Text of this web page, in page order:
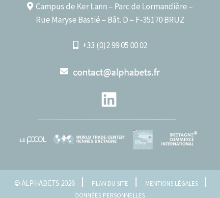
Campus de Ker Lann – Parc de Lormandière –
Rue Maryse Bastié – Bât. D – F-35170 BRUZ
+33 (0)2 99 05 00 02
© ALPHABETS 2026 PLAN DU SITE
MENTIONS LÉGALES
DONNÉES PERSONNELLES